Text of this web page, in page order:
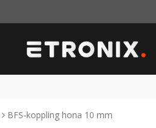
BFS-koppling hona 10 mm